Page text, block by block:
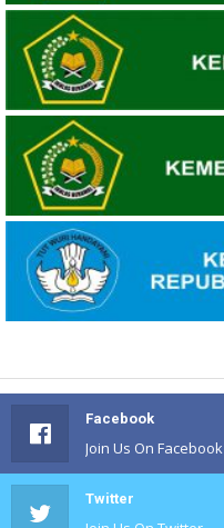
Facebook
Join Us On Facebook
Twitter